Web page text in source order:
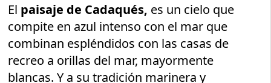
El paisaje de Cadaqués, es un cielo que
compite en azul intenso con el mar que
combinan espléndidos con las casas de
recreo a orillas del mar, mayormente
blancas. Y a su tradición marinera y